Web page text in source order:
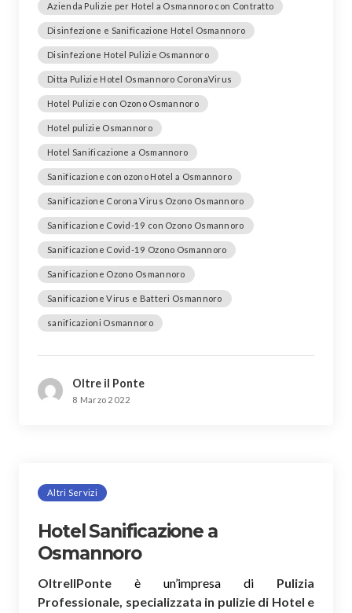
Azienda Pulizie per Hotel a Osmannoro con Contratto
Disinfezione e Sanificazione Hotel Osmannoro
Disinfezione Hotel Pulizie Osmannoro
Ditta Pulizie Hotel Osmannoro CoronaVirus
Hotel Pulizie con Ozono Osmannoro
Hotel pulizie Osmannoro
Hotel Sanificazione a Osmannoro
Sanificazione con ozono Hotel a Osmannoro
Sanificazione Corona Virus Ozono Osmannoro
Sanificazione Covid-19 con Ozono Osmannoro
Sanificazione Covid-19 Ozono Osmannoro
Sanificazione Ozono Osmannoro
Sanificazione Virus e Batteri Osmannoro
sanificazioni Osmannoro
Oltre il Ponte
8 Marzo 2022
Altri Servizi
Hotel Sanificazione a
Osmannoro
OltreIlPonte è un’impresa di Pulizia
Professionale, specializzata in pulizie di Hotel e